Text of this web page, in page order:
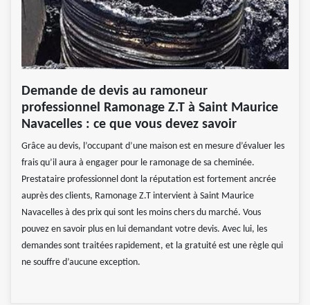
Demande de devis au ramoneur
professionnel Ramonage Z.T à Saint Maurice
Navacelles : ce que vous devez savoir
Grâce au devis, l’occupant d’une maison est en mesure d’évaluer les
frais qu’il aura à engager pour le ramonage de sa cheminée.
Prestataire professionnel dont la réputation est fortement ancrée
auprès des clients, Ramonage Z.T intervient à Saint Maurice
Navacelles à des prix qui sont les moins chers du marché. Vous
pouvez en savoir plus en lui demandant votre devis. Avec lui, les
demandes sont traitées rapidement, et la gratuité est une règle qui
ne souffre d’aucune exception.